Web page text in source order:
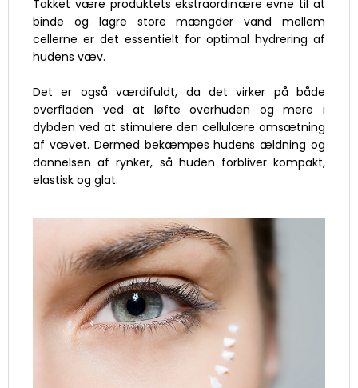
Takket være produktets ekstraordinære evne til at
binde og lagre store mængder vand mellem
cellerne er det essentielt for optimal hydrering af
hudens væv.
Det er også værdifuldt, da det virker på både
overfladen ved at løfte overhuden og mere i
dybden ved at stimulere den cellulære omsætning
af vævet. Dermed bekæmpes hudens ældning og
dannelsen af rynker, så huden forbliver kompakt,
elastisk og glat.